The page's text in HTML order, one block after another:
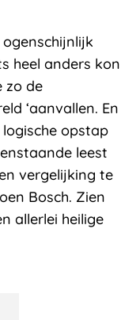
heel anders kon
zo de
‘aanvallen. En
opstap
leest
vergelijking te
Bosch. Zien
allerlei heilige